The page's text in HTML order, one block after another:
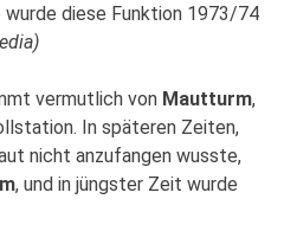
wurde diese Funktion 1973/74
vermutlich von Mautturm,
In späteren Zeiten,
nicht anzufangen wusste,
, und in jüngster Zeit wurde